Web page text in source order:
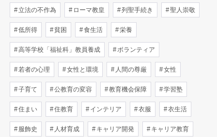
立法の不作為 ローマ教皇 列聖手続き 聖人崇敬
低所得 貧困 食生活 栄養
高等学校「福祉科」教員養成 ボランティア
若者の心理 女性と環境 人間の尊厳 女性
子育て 公教育の変容 教育機会保障 学習塾
住まい 住教育 インテリア 衣服 衣生活
服飾史 人材育成 キャリア開発 キャリア教育